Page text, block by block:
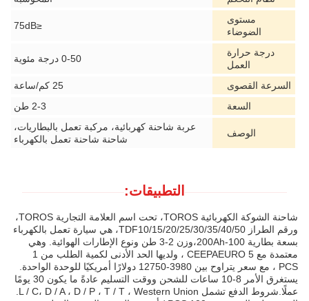
مستوى
الضوضاء
≤75dB
درجة حرارة
العمل
0-50 درجة مئوية
السرعة القصوى
25 كم/ساعة
السعة
2-3 طن
الوصف
عربة شاحنة كهربائية، مركبة تعمل بالبطاريات،
شاحنة شاحنة تعمل بالكهرباء
التطبيقات:
شاحنة الشوكة الكهربائية TOROS، تحت اسم العلامة التجارية TOROS،
ورقم الطراز TDF10/15/20/25/30/35/40/50، هي سيارة تعمل بالكهرباء
بسعة بطارية 100-200Ah،وزن 2-3 طن ونوع الإطارات الهوائية. وهي
معتمدة مع CEEPAEURO 5 ، ولديها الحد الأدنى لكمية الطلب من 1
PCS ، مع سعر يتراوح بين 3980-12750 دولارًا أمريكيًا للوحدة الواحدة.
يستغرق الأمر 8-10 ساعات للشحن ووقت التسليم عادةً ما يكون 30 يومًا